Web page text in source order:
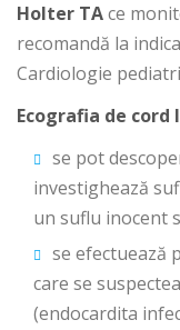
Holter TAce
recomandă la
Cardiologie
Ecografia de cord
se pot
investighează
un suflu inocent
se efectuează
care se
(endocardita